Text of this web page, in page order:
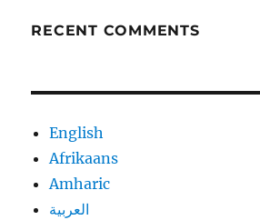
RECENT COMMENTS
English
Afrikaans
Amharic
العربية